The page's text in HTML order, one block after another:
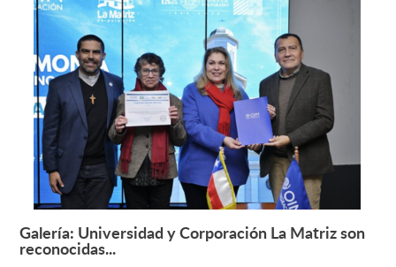
Leer más +
Galería: Universidad y Corporación La Matriz son
reconocidas...